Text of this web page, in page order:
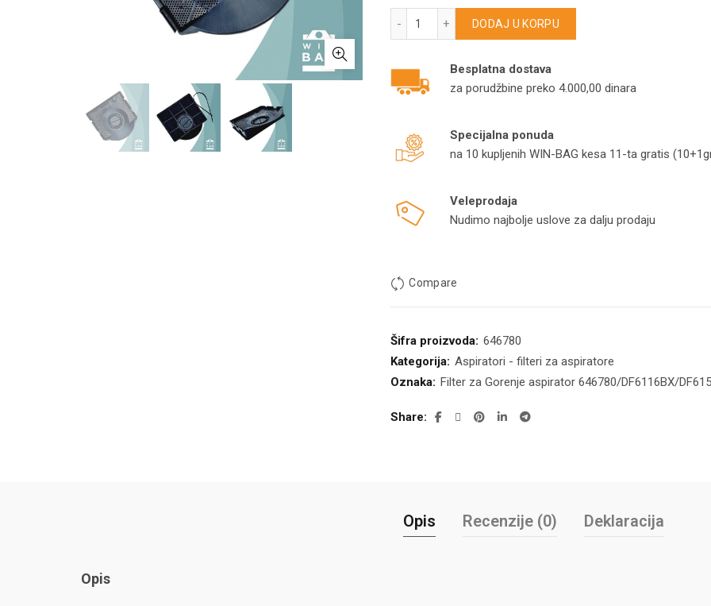
DODAJ U KORPU
Besplatna dostava
za porudžbine preko 4.000,00 dinara
Specijalna ponuda
na 10 kupljenih WIN-BAG kesa 11-ta gratis
Veleprodaja
Nudimo najbolje uslove za dalju prodaju
Compare
Šifra proizvoda: 646780
Kategorija: Aspiratori - filteri za aspiratore
Oznaka: Filter za Gorenje aspirator 646780/DF6116BX/
Share
Opis Recenzije (0) Deklaracija
Opis